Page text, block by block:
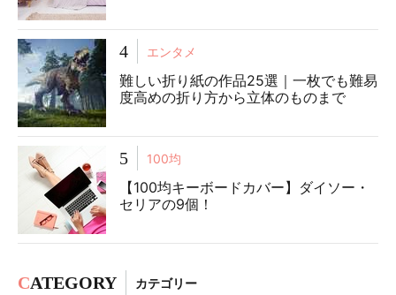
4 エンタメ
難しい折り紙の作品25選｜一枚でも難易
度高めの折り方から立体のものまで
5 100均
【100均キーボードカバー】ダイソー・
セリアの9個！
CATEGORY カテゴリー